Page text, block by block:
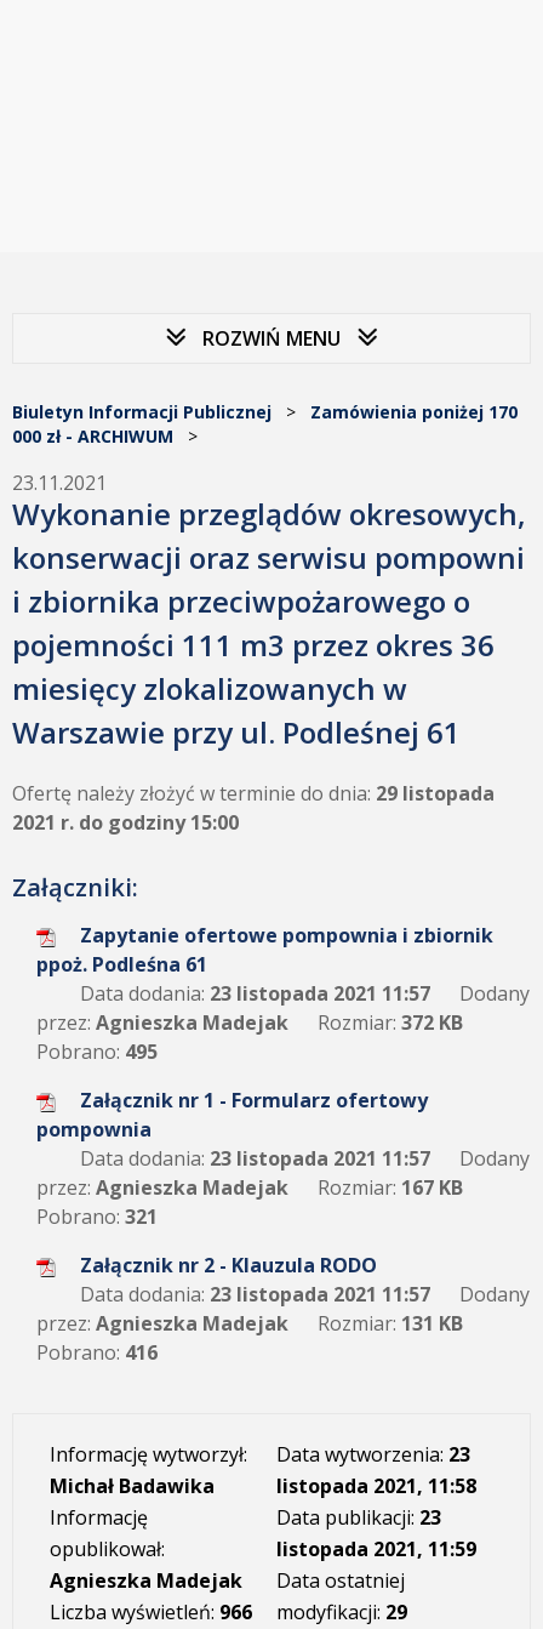
ROZWIŃ MENU
Biuletyn Informacji Publicznej > Zamówienia poniżej 170
000 zł - ARCHIWUM >
23.11.2021
Wykonanie przeglądów okresowych,
konserwacji oraz serwisu pompowni
i zbiornika przeciwpożarowego o
pojemności 111 m3 przez okres 36
miesięcy zlokalizowanych w
Warszawie przy ul. Podleśnej 61
Ofertę należy złożyć w terminie do dnia: 29 listopada
2021 r. do godziny 15:00
Załączniki:
Zapytanie ofertowe pompownia i zbiornik
ppoż. Podleśna 61
Data dodania: 23 listopada 2021 11:57
Dodany
przez: Agnieszka Madejak Rozmiar: 372 KB
Pobrano: 495
Załącznik nr 1 - Formularz ofertowy
pompownia
Data dodania: 23 listopada 2021 11:57
Dodany
przez: Agnieszka Madejak Rozmiar: 167 KB
Pobrano: 321
Załącznik nr 2 - Klauzula RODO
Data dodania: 23 listopada 2021 11:57
Dodany
przez: Agnieszka Madejak Rozmiar: 131 KB
Pobrano: 416
Informację wytworzył:
Michał Badawika
Informację
opublikował:
Agnieszka Madejak
Liczba wyświetleń: 966
Data wytworzenia: 23
listopada 2021, 11:58
Data publikacji: 23
listopada 2021, 11:59
Data ostatniej
modyfikacji: 29